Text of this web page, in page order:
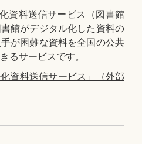
資料送信サービス（図書館
館がデジタル化した資料の
が困難な資料を全国の公共
るサービスです。
資料送信サービス」（外部